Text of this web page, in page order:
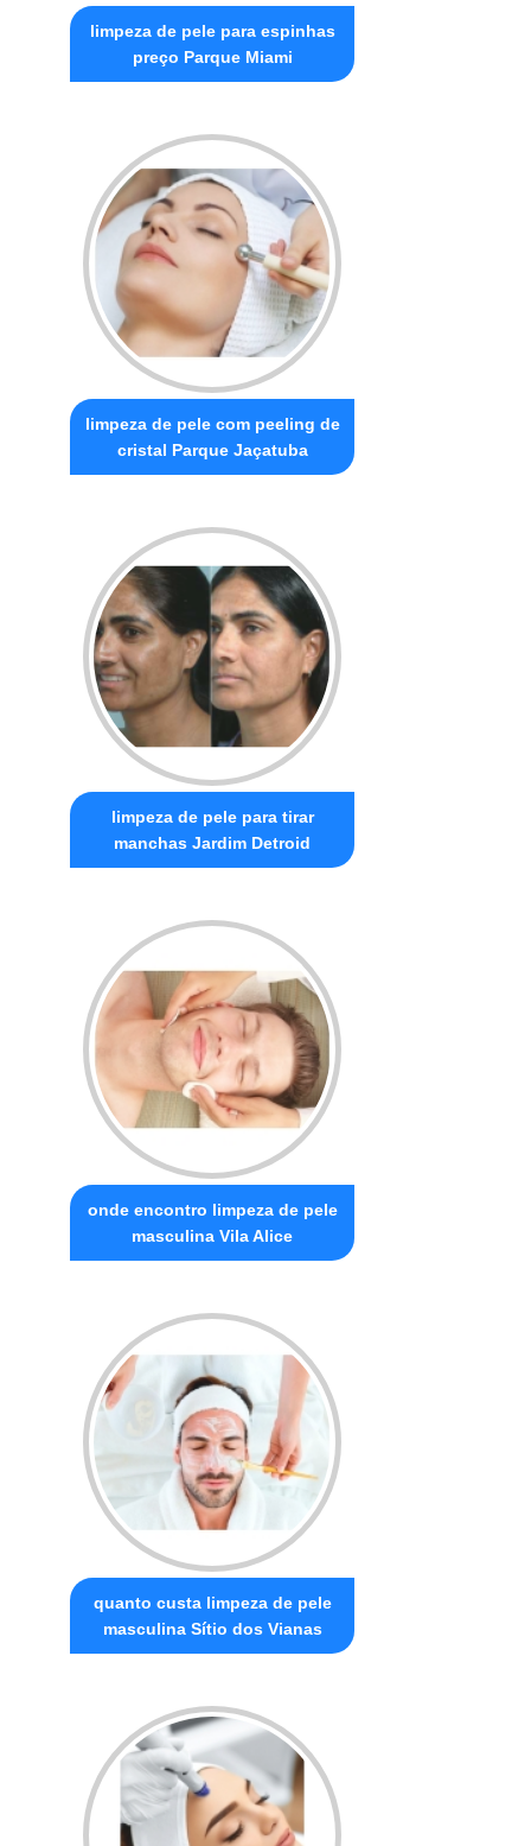
limpeza de pele para espinhas
preço Parque Miami
limpeza de pele com peeling de
cristal Parque Jaçatuba
limpeza de pele para tirar
manchas Jardim Detroid
onde encontro limpeza de pele
masculina Vila Alice
quanto custa limpeza de pele
masculina Sítio dos Vianas